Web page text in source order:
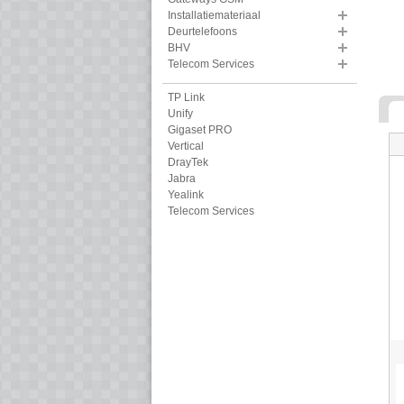
Installatiemateriaal
Deurtelefoons
BHV
Telecom Services
TP Link
Unify
Gigaset PRO
Vertical
DrayTek
Jabra
Yealink
Telecom Services